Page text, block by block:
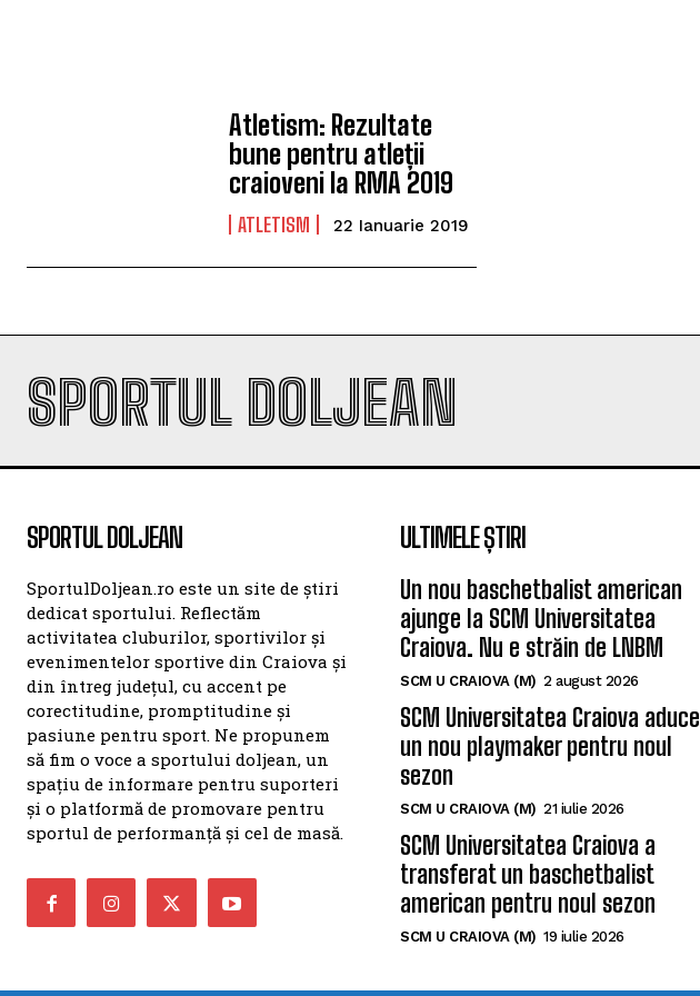
Atletism: Rezultate
bune pentru atleții
craioveni la RMA 2019
ATLETISM 22 Ianuarie 2019
SPORTUL DOLJEAN
SPORTUL DOLJEAN
SportulDoljean.ro este un site de știri
dedicat sportului. Reflectăm
activitatea cluburilor, sportivilor și
evenimentelor sportive din Craiova și
din întreg județul, cu accent pe
corectitudine, promptitudine și
pasiune pentru sport. Ne propunem
să fim o voce a sportului doljean, un
spațiu de informare pentru suporteri
și o platformă de promovare pentru
sportul de performanță și cel de masă.
ULTIMELE ȘTIRI
Un nou baschetbalist american
ajunge la SCM Universitatea
Craiova. Nu e străin de LNBM
SCM U CRAIOVA (M) 2 august 2026
SCM Universitatea Craiova aduce
un nou playmaker pentru noul
sezon
SCM U CRAIOVA (M) 21 iulie 2026
SCM Universitatea Craiova a
transferat un baschetbalist
american pentru noul sezon
SCM U CRAIOVA (M) 19 iulie 2026